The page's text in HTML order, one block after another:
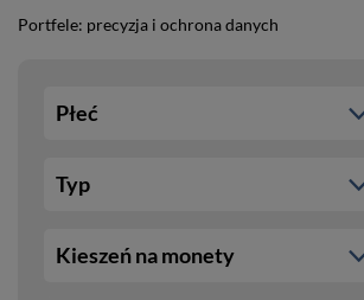
Portfele: precyzja i ochrona danych
Płeć
Typ
Kieszeń na monety